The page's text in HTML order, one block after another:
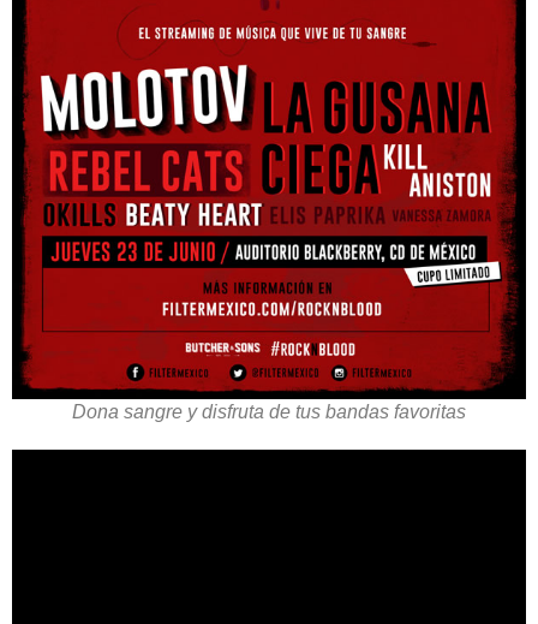
Dona sangre y disfruta de tus bandas favoritas